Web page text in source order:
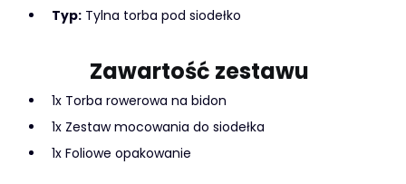
Typ:Tylna torba pod siodełko
Zawartość zestawu
1x Torba rowerowa na bidon
1x Zestaw mocowania do siodełka
1x Foliowe opakowanie